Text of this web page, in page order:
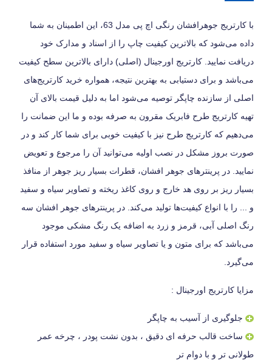
با کارتریج جوهرافشان رنگی اچ پی مدل 63، این اطمینان به شما
داده می‌شود که بالاترین کیفیت چاپ را از اسناد و مدارک خود
دریافت نمایید. کارتریج اورجینال (اصلی) دارای بالاترین سطح کیفیت
می‌باشد و برای دستیابی به بهترین نتیجه، همواره خرید کارتریج‌های
اصلی از سازنده چاپگر توصیه می‌شود اما به دلیل قیمت بالای آن
تهیه کارتریج طرح فابریک مقرون به صرفه بوده و ما این ضمانت را
می‌دهیم که کارتریج طرح نیز با کیفیت خوبی برای شما کار کند و در
صورت بروز مشکل در نصب اولیه می‌توانید آن را مرجوع و تعویض
نمایید. در پرینترهای جوهر افشان، قطرات بسیار ریز جوهر از منافذ
بسیار ریز بر روی هد خارج و روی کاغذ ریخته و تصاویر سیاه و سفید
و ... را با انواع کیفیت‌ها تولید می‌کند. در پرینترهای جوهر افشان سه
رنگ اصلی آبی، قرمز و زرد به اضافه یک رنگ مشکی موجود
می‌باشد که برای متون و یا تصاویر سیاه و سفید مورد استفاده قرار
می‌گیرد.
مزایا کارتریج اورجینال :
جلوگیری از آسیب به چاپگر
ساخت قالب حرفه ای دقیق ، بدون نشت پودر ، چرخه عمر
طولانی تر و با دوام تر